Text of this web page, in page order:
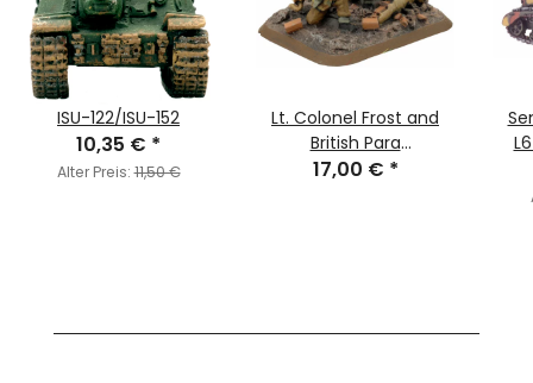
ISU-122/ISU-152
10,35 € *
Alter Preis:11,50 €
Lt. Colonel Frost and
British Para
Commanders (LW)
17,00 € *